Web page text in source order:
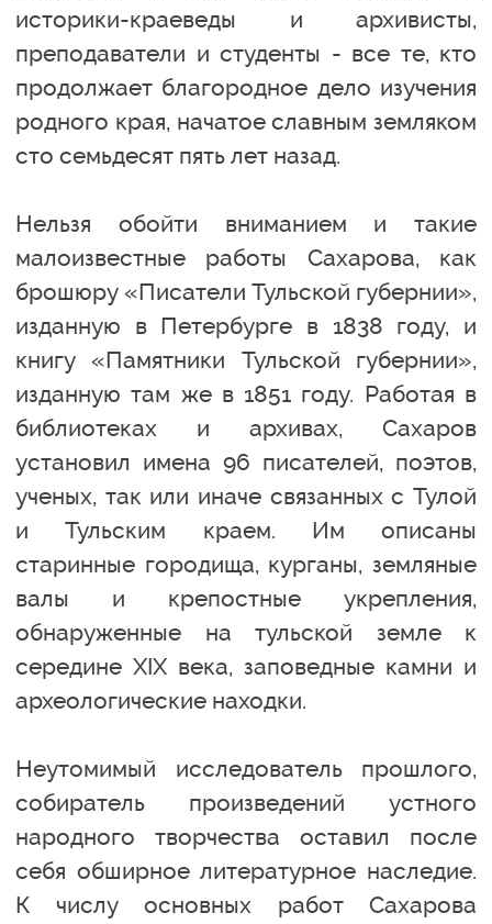
историки-краеведы и архивисты,
преподаватели и студенты - все те, кто
продолжает благородное дело изучения
родного края, начатое славным земляком
сто семьдесят пять лет назад.
Нельзя обойти вниманием и такие
малоизвестные работы Сахарова, как
брошюру «Писатели Тульской губернии»,
изданную в Петербурге в 1838 году, и
книгу «Памятники Тульской губернии»,
изданную там же в 1851 году. Работая в
библиотеках и архивах, Сахаров
установил имена 96 писателей, поэтов,
ученых, так или иначе связанных с Тулой
и Тульским краем. Им описаны
старинные городища, курганы, земляные
валы и крепостные укрепления,
обнаруженные на тульской земле к
середине XIX века, заповедные камни и
археологические находки.
Неутомимый исследователь прошлого,
собиратель произведений устного
народного творчества оставил после
себя обширное литературное наследие.
К числу основных работ Сахарова